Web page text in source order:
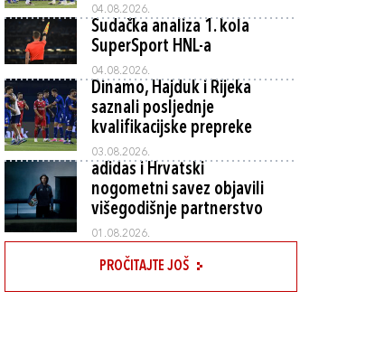
04.08.2026.
Sudačka analiza 1. kola
SuperSport HNL-a
04.08.2026.
Dinamo, Hajduk i Rijeka
saznali posljednje
kvalifikacijske prepreke
03.08.2026.
adidas i Hrvatski
nogometni savez objavili
višegodišnje partnerstvo
01.08.2026.
PROČITAJTE JOŠ